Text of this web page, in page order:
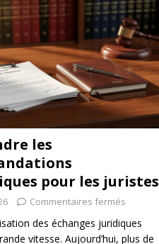
les
pour les juristes
Commentaires fermés
des échanges juridiques
vitesse. Aujourd’hui, plus de